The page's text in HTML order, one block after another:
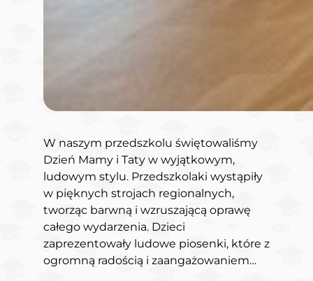
W naszym przedszkolu świętowaliśmy
Dzień Mamy i Taty w wyjątkowym,
ludowym stylu. Przedszkolaki wystąpiły
w pięknych strojach regionalnych,
tworząc barwną i wzruszającą oprawę
całego wydarzenia. Dzieci
zaprezentowały ludowe piosenki, które z
ogromną radością i zaangażowaniem…